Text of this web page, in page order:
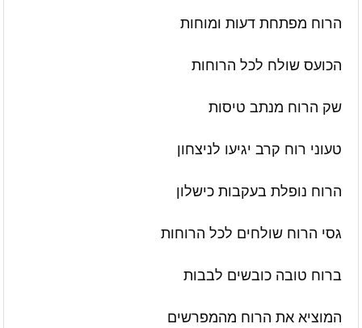
הרוח מפתחת דעות ומוחות
הכועס שולח לכל הרוחות
שק הרוח מנתב טיסות
טעוני רוח קרב יגיעו לניצחון
הרוח נופלת בעקבות כישלון
גסי הרוח שולחים לכל הרוחות
ברוח טובה כובשים לבבות
המוציא את הרוח מהמפרשים